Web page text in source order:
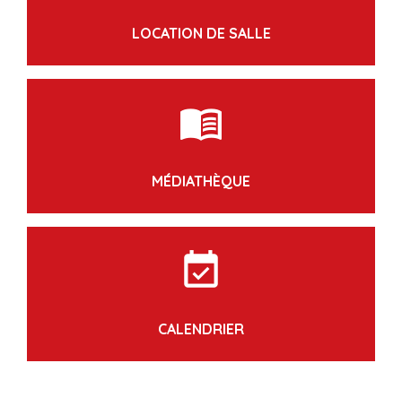
LOCATION DE SALLE
menu_book
MÉDIATHÈQUE
event_available
CALENDRIER